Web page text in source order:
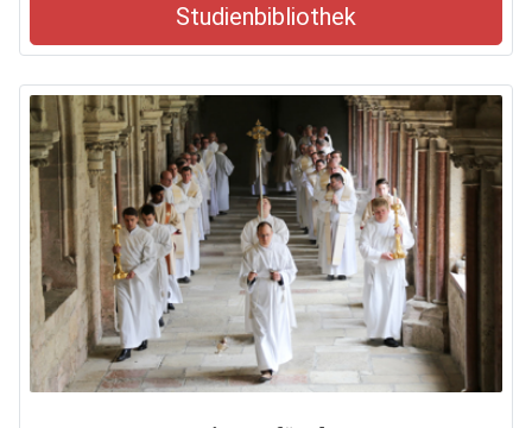
Studienbibliothek